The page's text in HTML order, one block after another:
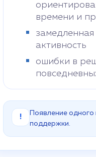
времени и
активность
ошибки в
!
Появление
поддержки.